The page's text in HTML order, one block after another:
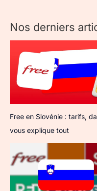
Nos derniers
Free en Slovénie : tarifs,
vous explique tout